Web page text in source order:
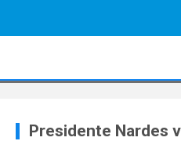
Presidente Nardes